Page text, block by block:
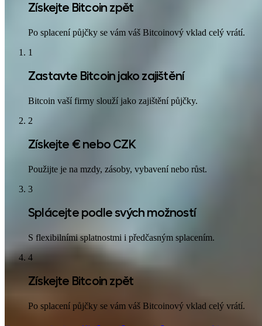
Získejte Bitcoin zpět
Po splacení půjčky se vám váš Bitcoinový vklad celý vrátí.
1
Zastavte Bitcoin jako zajištění
Bitcoin vaší firmy slouží jako zajištění půjčky.
2
Získejte € nebo CZK
Použijte je na mzdy, zásoby, vybavení nebo růst.
3
Splácejte podle svých možností
S flexibilními splatnostmi i předčasným splacením.
4
Získejte Bitcoin zpět
Po splacení půjčky se vám váš Bitcoinový vklad celý vrátí.